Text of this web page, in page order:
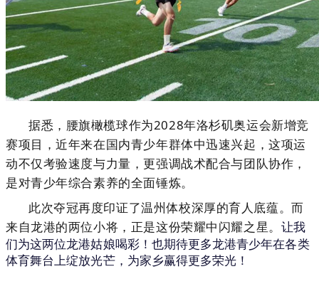
据悉，腰旗橄榄球作为2028年洛杉矶奥运会新增竞
赛项目，近年来在国内青少年群体中迅速兴起，这项运
动不仅考验速度与力量，更强调战术配合与团队协作，
是对青少年综合素养的全面锤炼。
此次夺冠再度印证了温州体校深厚的育人底蕴。而
来自龙港的两位小将，正是这份荣耀中闪耀之星。 让我
们为这两位龙港姑娘喝彩！也期待更多龙港青少年在各类
体育舞台上绽放光芒，为家乡赢得更多荣光！